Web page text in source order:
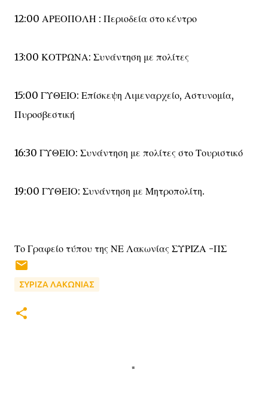
12:00 ΑΡΕΟΠΟΛΗ : Περιοδεία στο κέντρο
13:00 ΚΟΤΡΩΝΑ: Συνάντηση με πολίτες
15:00 ΓΥΘΕΙΟ: Επίσκεψη Λιμεναρχείο, Αστυνομία,
Πυροσβεστική
16:30 ΓΥΘΕΙΟ: Συνάντηση με πολίτες στο Τουριστικό
19:00 ΓΥΘΕΙΟ: Συνάντηση με Μητροπολίτη.
Το Γραφείο τύπου της ΝΕ Λακωνίας ΣΥΡΙΖΑ -ΠΣ
ΣΥΡΙΖΑ ΛΑΚΩΝΙΑΣ